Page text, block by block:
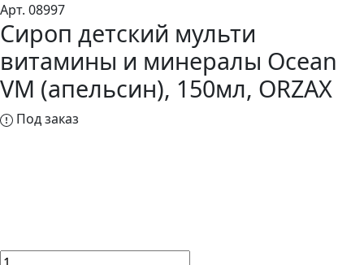
Арт. 08997
Сироп детский мульти
витамины и минералы Ocean
VM (апельсин), 150мл, ORZAX
Под заказ